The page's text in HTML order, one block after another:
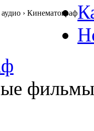
› Кинематограф
фильмы